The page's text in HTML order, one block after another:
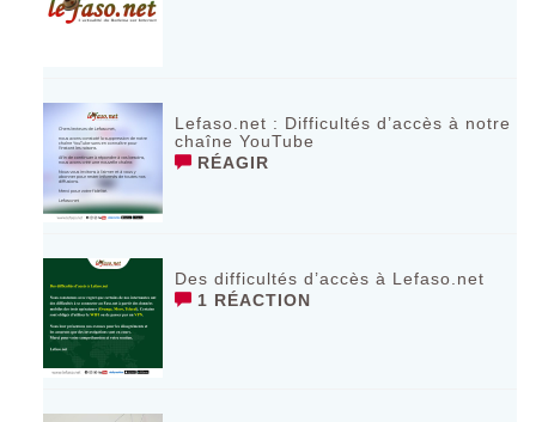
Lefaso.net : Difficultés d’accès à notre
chaîne YouTube
RÉAGIR
Des difficultés d’accès à Lefaso.net
1 RÉACTION